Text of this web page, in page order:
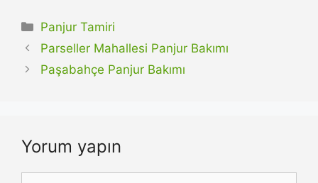
Kategoriler
Panjur Tamiri
Parseller Mahallesi Panjur Bakımı
Paşabahçe Panjur Bakımı
Yorum yapın